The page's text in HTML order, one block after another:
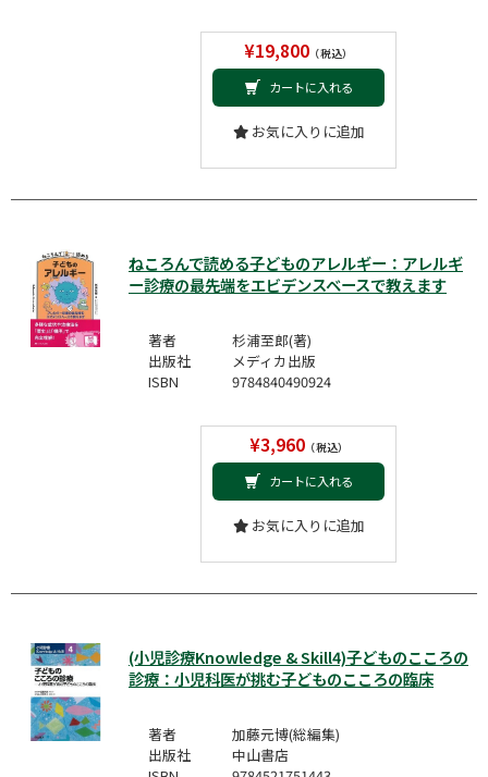
¥19,800 （税込）
カートに入れる
お気に入りに追加
ねころんで読める子どものアレルギー：アレルギ
ー診療の最先端をエビデンスベースで教えます
著者
杉浦至郎(著)
出版社
メディカ出版
ISBN
9784840490924
¥3,960（税込）
カートに入れる
お気に入りに追加
(小児診療Knowledge & Skill4)子どものこころの
診療：小児科医が挑む子どものこころの臨床
著者
加藤元博(総編集)
出版社
中山書店